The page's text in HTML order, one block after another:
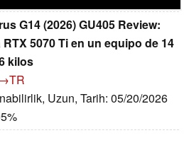
G14 (2026) GU405 Review:
5070 Ti en un equipo de 14
kilos
Uzun, Tarih: 05/20/2026